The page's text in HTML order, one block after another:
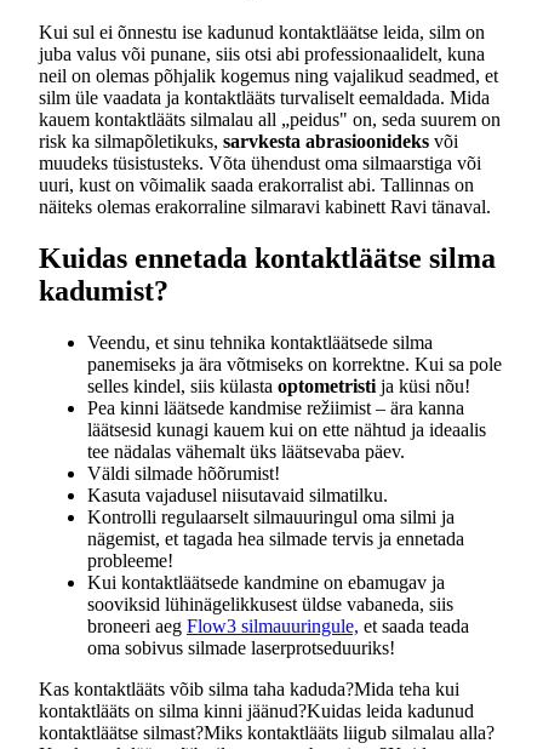
Kui sul ei õnnestu ise kadunud kontaktläätse leida, silm on
juba valus või punane, siis otsi abi professionaalidelt, kuna
neil on olemas põhjalik kogemus ning vajalikud seadmed, et
silm üle vaadata ja kontaktlääts turvaliselt eemaldada. Mida
kauem kontaktlääts silmalau all „peidus" on, seda suurem on
risk ka silmapõletikuks, sarvkesta abrasioonideks või
muudeks tüsistusteks. Võta ühendust oma silmaarstiga või
uuri, kust on võimalik saada erakorralist abi. Tallinnas on
näiteks olemas erakorraline silmaravi kabinett Ravi tänaval.
Kuidas ennetada kontaktläätse silma
kadumist?
Veendu, et sinu tehnika kontaktläätsede silma
panemiseks ja ära võtmiseks on korrektne. Kui sa pole
selles kindel, siis külasta optometristi ja küsi nõu!
Pea kinni läätsede kandmise režiimist – ära kanna
läätsesid kunagi kauem kui on ette nähtud ja ideaalis
tee nädalas vähemalt üks läätsevaba päev.
Väldi silmade hõõrumist!
Kasuta vajadusel niisutavaid silmatilku.
Kontrolli regulaarselt silmauuringul oma silmi ja
nägemist, et tagada hea silmade tervis ja ennetada
probleeme!
Kui kontaktläätsede kandmine on ebamugav ja
sooviksid lühinägelikkusest üldse vabaneda, siis
broneeri aeg Flow3 silmauuringule, et saada teada
oma sobivus silmade laserprotseduuriks!
Kas kontaktlääts võib silma taha kaduda?Mida teha kui
kontaktlääts on silma kinni jäänud?Kuidas leida kadunud
kontaktläätse silmast?Miks kontaktlääts liigub silmalau alla?